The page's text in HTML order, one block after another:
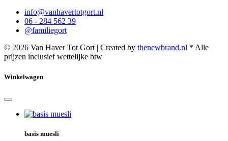
info@vanhavertotgort.nl
06 - 284 562 39
@familiegort
© 2026 Van Haver Tot Gort | Created by thenewbrand.nl * Alle
prijzen inclusief wettelijke btw
Winkelwagen
basis muesli